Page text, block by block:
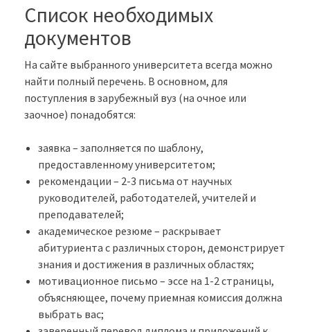
Список необходимых
документов
На сайте выбранного университета всегда можно
найти полный перечень. В основном, для
поступления в зарубежный вуз (на очное или
заочное) понадобятся:
заявка – заполняется по шаблону,
предоставленному университетом;
рекомендации – 2-3 письма от научных
руководителей, работодателей, учителей и
преподавателей;
академическое резюме – раскрывает
абитуриента с различных сторон, демонстрирует
знания и достижения в различных областях;
мотивационное письмо – эссе на 1-2 страницы,
объясняющее, почему приемная комиссия должна
выбрать вас;